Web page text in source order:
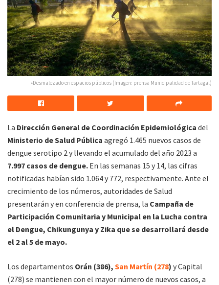
»Desmalezado en espacios públicos (Imagen: prensa Municipalidad de Tartagal)
La Dirección General de Coordinación Epidemiológica del
Ministerio de Salud Pública agregó 1.465 nuevos casos de
dengue serotipo 2 y llevando el acumulado del año 2023 a
7.997 casos de dengue. En las semanas 15 y 14, las cifras
notificadas habían sido 1.064 y 772, respectivamente. Ante el
crecimiento de los números, autoridades de Salud
presentarán y en conferencia de prensa, la Campaña de
Participación Comunitaria y Municipal en la Lucha contra
el Dengue, Chikungunya y Zika que se desarrollará desde
el 2 al 5 de mayo.
Los departamentos Orán (386), San Martín (278) y Capital
(278) se mantienen con el mayor número de nuevos casos, a